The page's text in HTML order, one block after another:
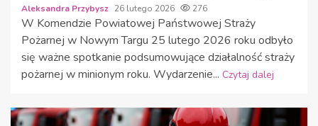
Aleksandra Przybysz 26 lutego 2026 276
W Komendzie Powiatowej Państwowej Straży
Pożarnej w Nowym Targu 25 lutego 2026 roku odbyło
się ważne spotkanie podsumowujące działalność straży
pożarnej w minionym roku. Wydarzenie... Czytaj dalej